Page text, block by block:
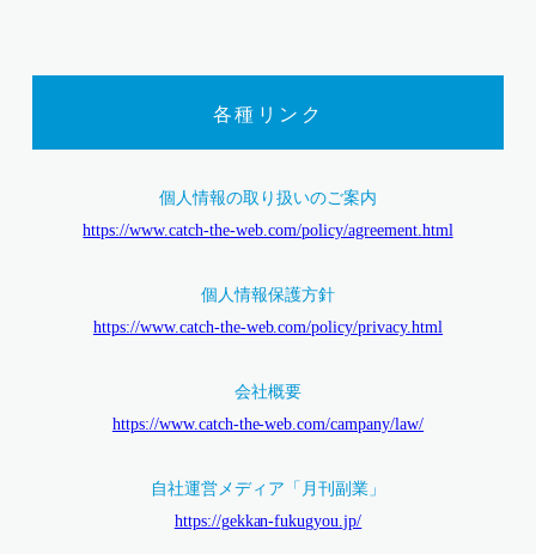
各種リンク
個人情報の取り扱いのご案内
https://www.catch-the-web.com/policy/agreement.html
個人情報保護方針
https://www.catch-the-web.com/policy/privacy.html
会社概要
https://www.catch-the-web.com/campany/law/
自社運営メディア「月刊副業」
https://gekkan-fukugyou.jp/